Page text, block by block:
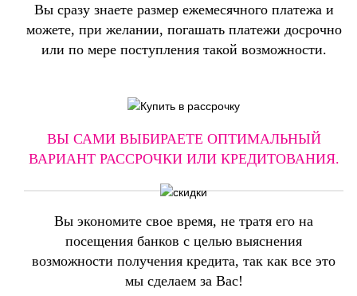
Вы сразу знаете размер ежемесячного платежа и
можете, при желании, погашать платежи досрочно
или по мере поступления такой возможности.
ВЫ САМИ ВЫБИРАЕТЕ ОПТИМАЛЬНЫЙ
ВАРИАНТ РАССРОЧКИ ИЛИ КРЕДИТОВАНИЯ.
Вы экономите свое время, не тратя его на
посещения банков с целью выяснения
возможности получения кредита, так как все это
мы сделаем за Вас!